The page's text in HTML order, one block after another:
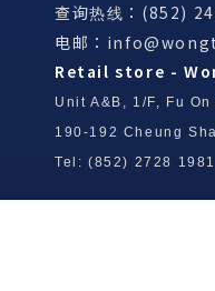
查询热线：(852)
电邮：
Retail store -
Unit A&B, 1/F, Fu
190-192 Cheung
Tel: (852) 2728 1981